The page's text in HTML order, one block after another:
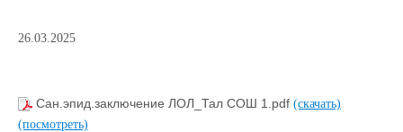
26.03.2025
Сан.эпид.заключение ЛОЛ_Тал СОШ 1.pdf (скачать)
(посмотреть)